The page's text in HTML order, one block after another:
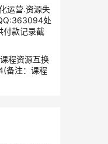
运营.资源失
处
付款记录截
程资源互换
备注：课程